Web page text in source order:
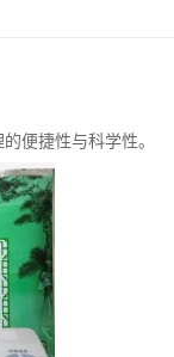
便捷性与科学性。